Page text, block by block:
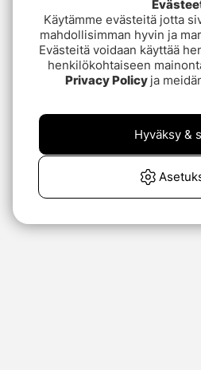
Käytämme evästeitä jotta
mahdollisimman hyvin ja
Evästeitä voidaan käyttää
henkilökohtaiseen
Privacy Policy ja
Hyväksy &